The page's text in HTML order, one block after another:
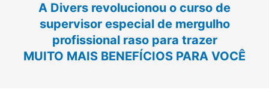
A Divers revolucionou o curso de
supervisor especial de mergulho
profissional raso para trazer
MUITO MAIS BENEFÍCIOS PARA VOCÊ